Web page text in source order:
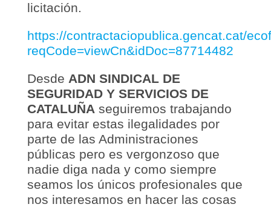
licitación.
https://contractaciopublica.gencat.cat/
reqCode=viewCn&idDoc=87714482
Desde ADN SINDICAL DE
SEGURIDAD Y SERVICIOS DE
CATALUÑA seguiremos trabajando
para evitar estas ilegalidades por
parte de las Administraciones
públicas pero es vergonzoso que
nadie diga nada y como siempre
seamos los únicos profesionales que
nos interesamos en hacer las cosas